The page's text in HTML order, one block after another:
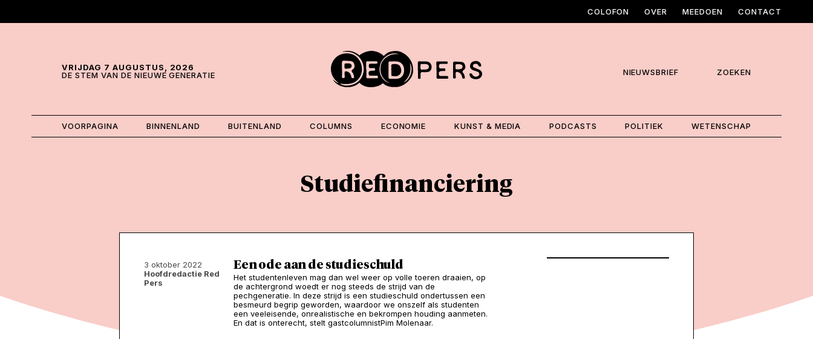
COLOFON OVER MEEDOEN CONTACT
VRIJDAG 7 AUGUSTUS, 2026
DE STEM VAN DE NIEUWE GENERATIE
NIEUWSBRIEF ZOEKEN
VOORPAGINA BINNENLAND BUITENLAND COLUMNS ECONOMIE KUNST & MEDIA PODCASTS POLITIEK WETENSCHAP
Studiefinanciering
3 oktober 2022
Hoofdredactie Red
Pers
Een ode aan de studieschuld
Het studentenleven mag dan wel weer op volle toeren draaien, op
de achtergrond woedt er nog steeds de strijd van de
pechgeneratie. In deze strijd is een studieschuld ondertussen een
besmeurd begrip geworden, waardoor we onszelf als studenten
een veeleisende, onrealistische en bekrompen houding aanmeten.
En dat is onterecht, stelt gastcolumnistPim Molenaar.